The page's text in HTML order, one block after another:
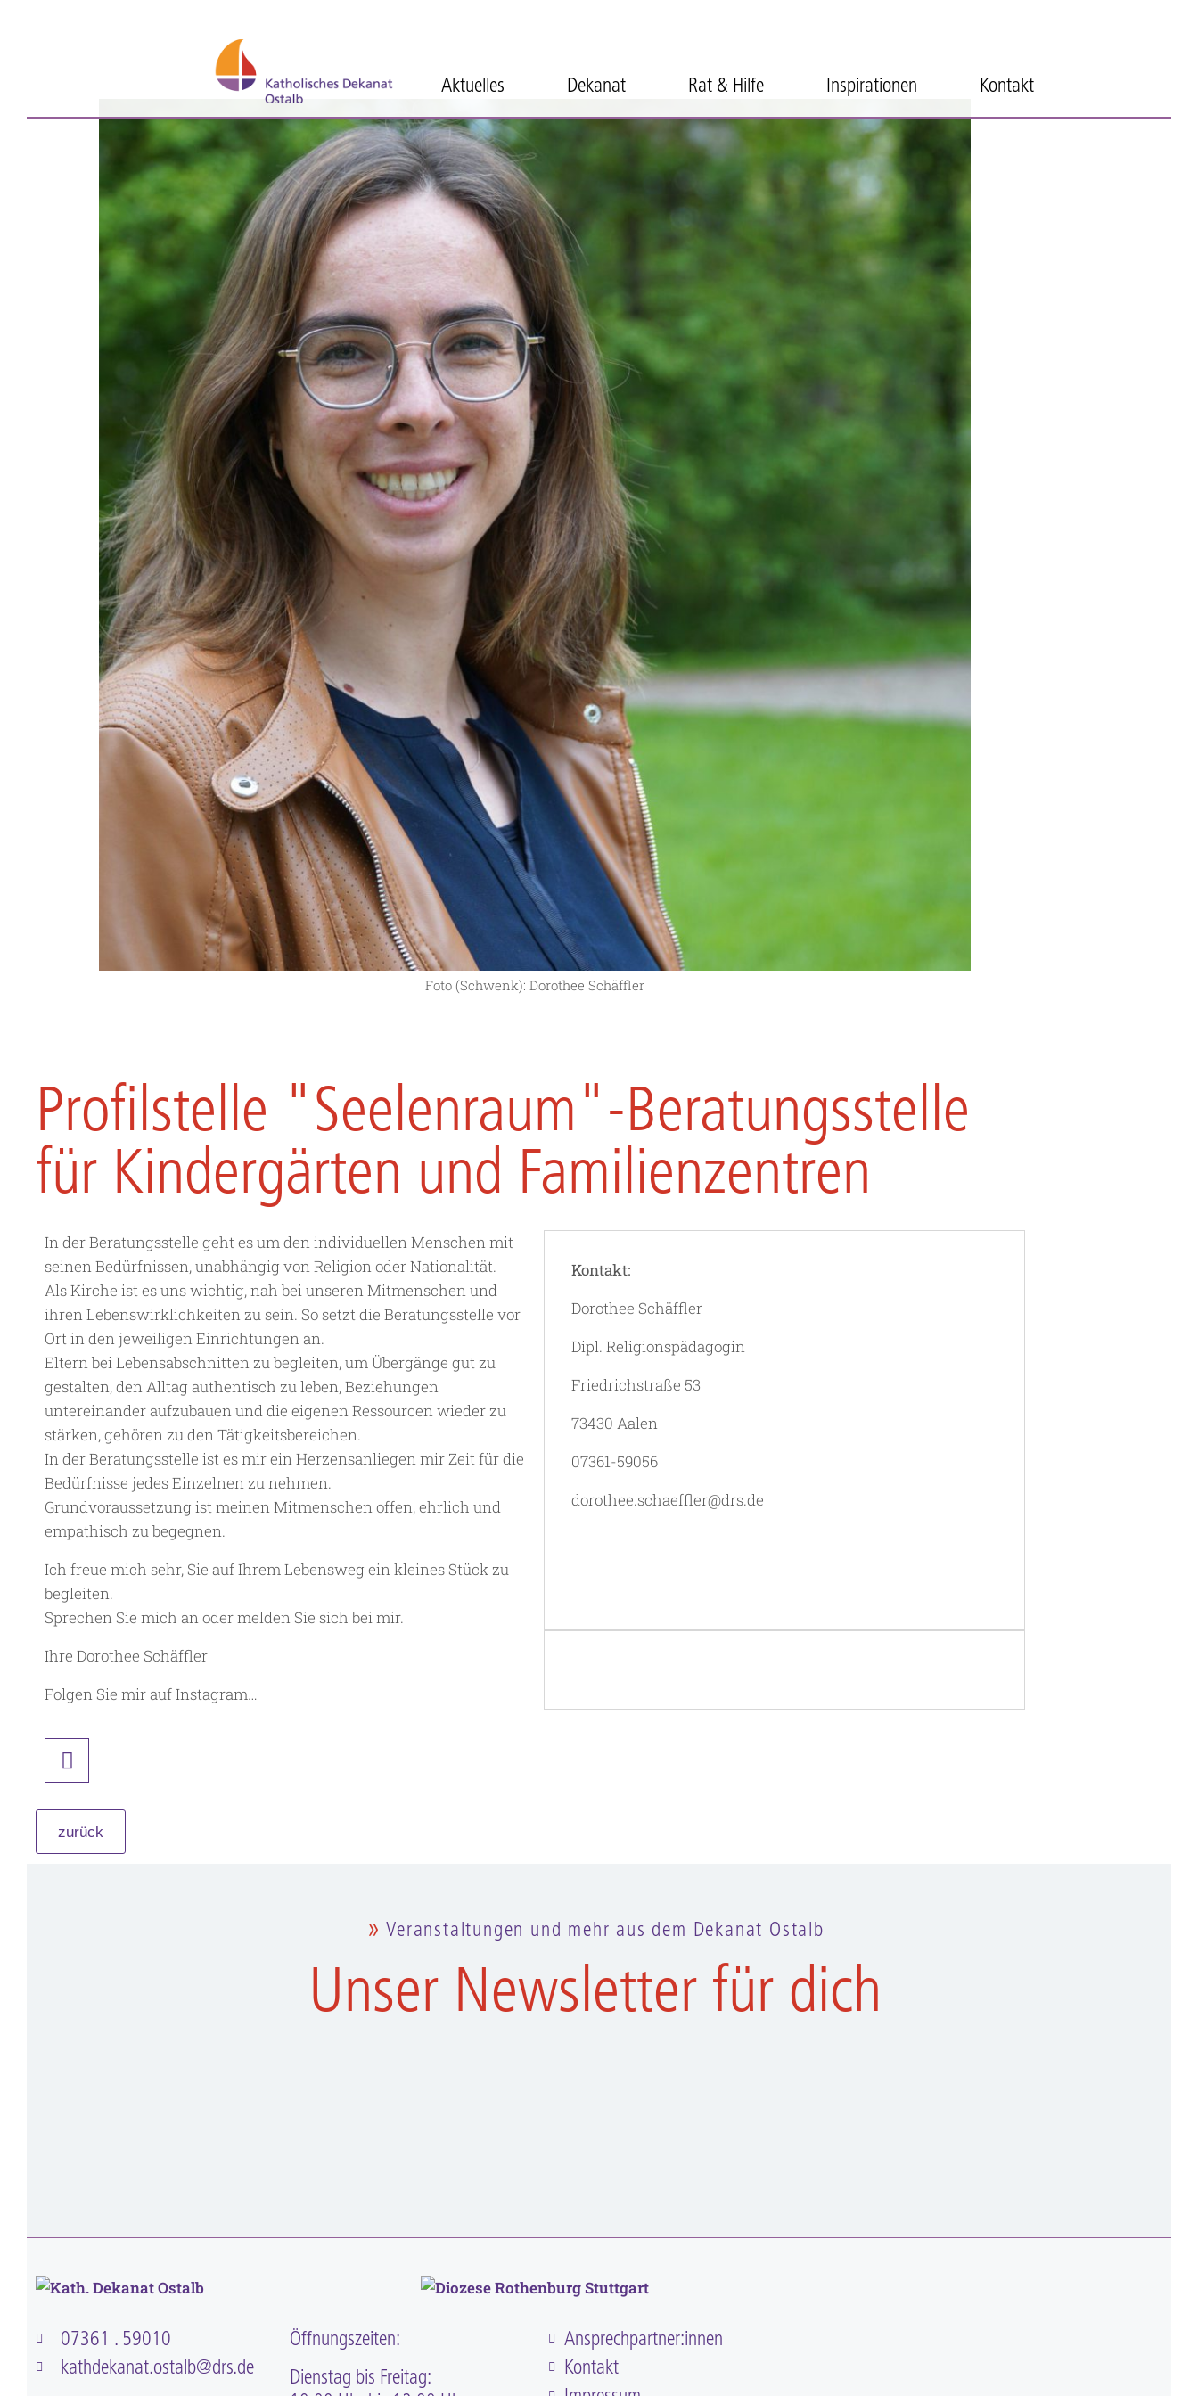
Aktuelles Dekanat Rat & Hilfe Inspirationen Kontakt
Foto (Schwenk): Dorothee Schäffler
Profilstelle "Seelenraum"-Beratungsstelle
für Kindergärten und Familienzentren
In der Beratungsstelle geht es um den individuellen Menschen mit
seinen Bedürfnissen, unabhängig von Religion oder Nationalität.
Als Kirche ist es uns wichtig, nah bei unseren Mitmenschen und
ihren Lebenswirklichkeiten zu sein. So setzt die Beratungsstelle vor
Ort in den jeweiligen Einrichtungen an.
Eltern bei Lebensabschnitten zu begleiten, um Übergänge gut zu
gestalten, den Alltag authentisch zu leben, Beziehungen
untereinander aufzubauen und die eigenen Ressourcen wieder zu
stärken, gehören zu den Tätigkeitsbereichen.
In der Beratungsstelle ist es mir ein Herzensanliegen mir Zeit für die
Bedürfnisse jedes Einzelnen zu nehmen.
Grundvoraussetzung ist meinen Mitmenschen offen, ehrlich und
empathisch zu begegnen.
Ich freue mich sehr, Sie auf Ihrem Lebensweg ein kleines Stück zu
begleiten.
Sprechen Sie mich an oder melden Sie sich bei mir.
Ihre Dorothee Schäffler
Folgen Sie mir auf Instagram…
Kontakt:
Dorothee Schäffler
Dipl. Religionspädagogin
Friedrichstraße 53
73430 Aalen
07361-59056
dorothee.schaeffler@drs.de
zurück
Veranstaltungen und mehr aus dem Dekanat Ostalb
Unser Newsletter für dich
07361 . 59010
kathdekanat.ostalb@drs.de
Öffnungszeiten:
Dienstag bis Freitag:
Ansprechpartner:innen
Kontakt